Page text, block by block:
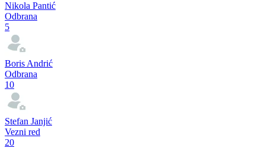
Nikola Pantić
Odbrana
5
Boris Andrić
Odbrana
10
Stefan Janjić
Vezni red
20